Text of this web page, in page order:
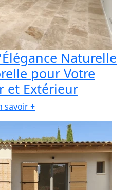
Naturelle
pour Votre
et Extérieur
savoir +